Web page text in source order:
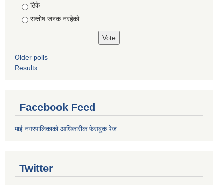
ठिकै
सन्तोष जनक नरहेको
Older polls
Results
Facebook Feed
माई नगरपालिकाको आधिकारीक फेसबुक पेज
Twitter